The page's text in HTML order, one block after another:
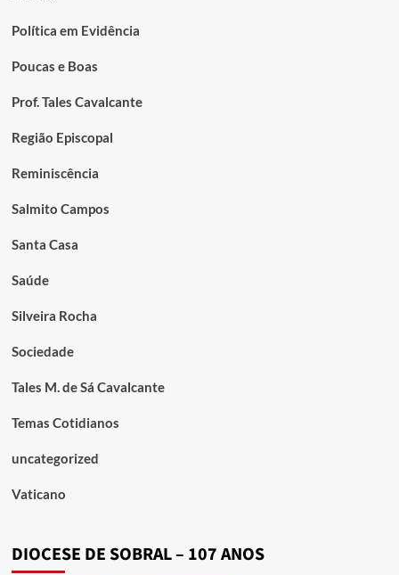
Política em Evidência
Poucas e Boas
Prof. Tales Cavalcante
Região Episcopal
Reminiscência
Salmito Campos
Santa Casa
Saúde
Silveira Rocha
Sociedade
Tales M. de Sá Cavalcante
Temas Cotidianos
uncategorized
Vaticano
DIOCESE DE SOBRAL – 107 ANOS